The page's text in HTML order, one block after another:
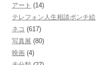
アート (14)
テレフォン人生相談ポンチ絵
ネコ (617)
写真展 (80)
映画 (4)